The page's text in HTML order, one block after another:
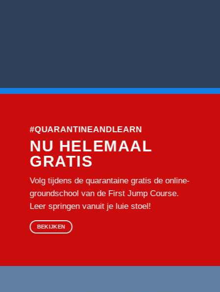
#QUARANTINEANDLEARN
NU HELEMAAL
GRATIS
Volg tijdens de quarantaine gratis de online-
groundschool van de First Jump Course.
Leer springen vanuit je luie stoel!
BEKIJKEN